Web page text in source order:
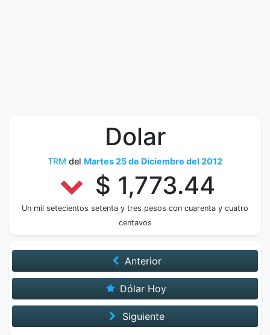
Dolar
TRM del Martes 25 de Diciembre del 2012
$ 1,773.44
Un mil setecientos setenta y tres pesos con cuarenta y cuatro
centavos
Anterior
Dólar Hoy
Siguiente